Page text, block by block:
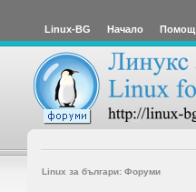
Linux-BG Начало Помощ
Linux за българи: Форуми